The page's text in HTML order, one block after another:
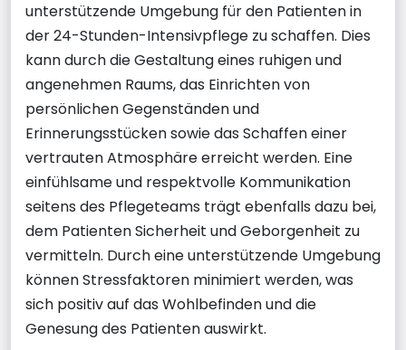
unterstützende Umgebung für den Patienten in
der 24-Stunden-Intensivpflege zu schaffen. Dies
kann durch die Gestaltung eines ruhigen und
angenehmen Raums, das Einrichten von
persönlichen Gegenständen und
Erinnerungsstücken sowie das Schaffen einer
vertrauten Atmosphäre erreicht werden. Eine
einfühlsame und respektvolle Kommunikation
seitens des Pflegeteams trägt ebenfalls dazu bei,
dem Patienten Sicherheit und Geborgenheit zu
vermitteln. Durch eine unterstützende Umgebung
können Stressfaktoren minimiert werden, was
sich positiv auf das Wohlbefinden und die
Genesung des Patienten auswirkt.